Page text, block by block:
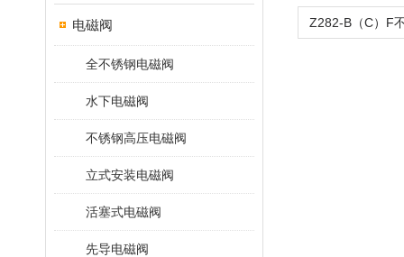
电磁阀
全不锈钢电磁阀
水下电磁阀
不锈钢高压电磁阀
立式安装电磁阀
活塞式电磁阀
先导电磁阀